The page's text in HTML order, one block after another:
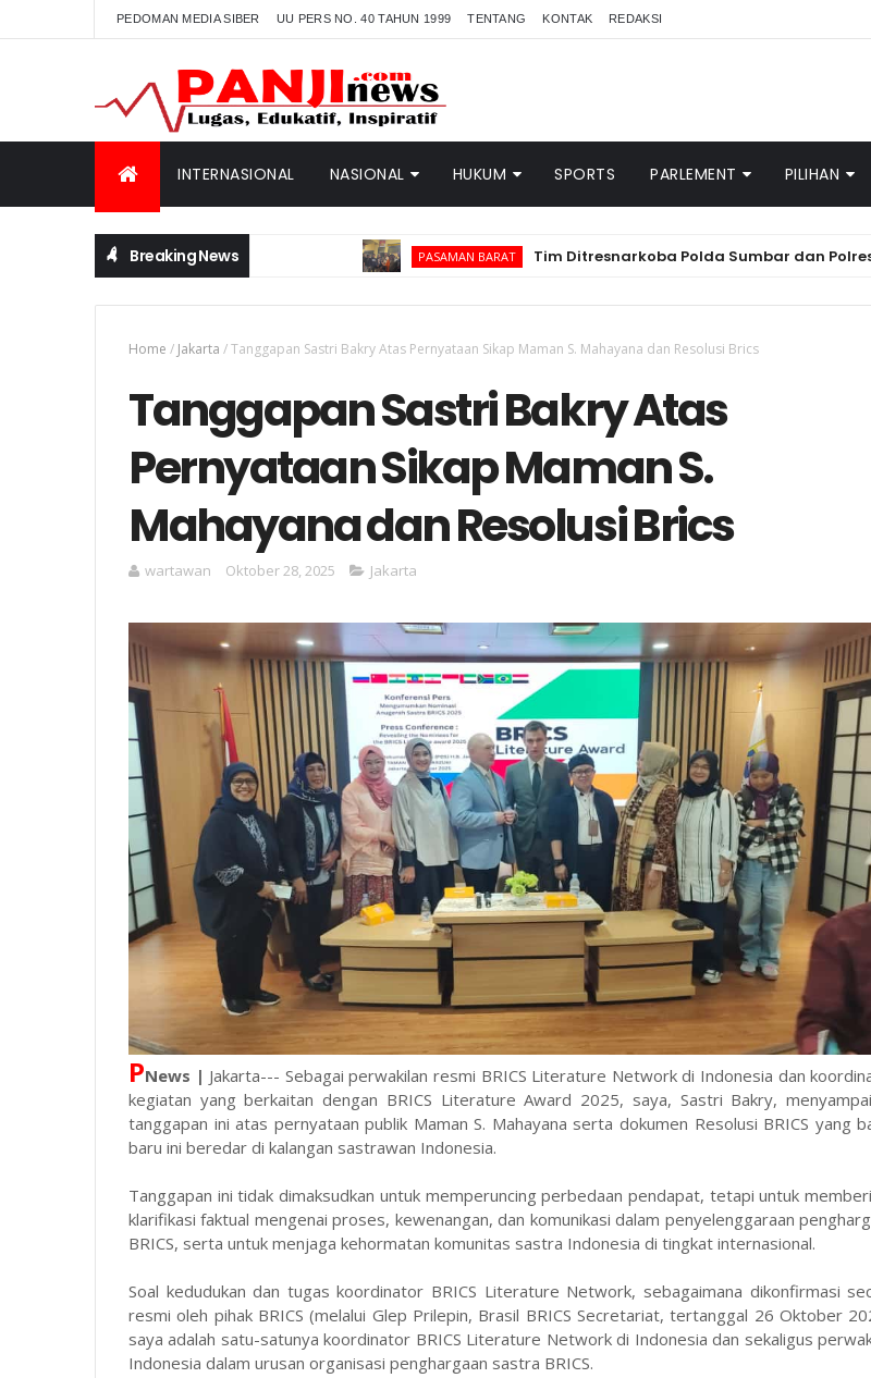
PEDOMAN MEDIA SIBER UU PERS NO. 40 TAHUN 1999 TENTANG KONTAK REDAKSI
INTERNASIONAL NASIONAL HUKUM SPORTS PARLEMENT PILIHAN
Breaking News PASAMAN BARAT Tim Ditresnarkoba Polda Sumbar dan Polres Pasbar
Home / Jakarta /Tanggapan Sastri Bakry Atas Pernyataan Sikap Maman S. Mahayana dan Resolusi Brics
Tanggapan Sastri Bakry Atas
Pernyataan Sikap Maman S.
Mahayana dan Resolusi Brics
wartawan Oktober 28, 2025 Jakarta
PNews | Jakarta--- Sebagai perwakilan resmi BRICS Literature Network di Indonesia dan
kegiatan yang berkaitan dengan BRICS Literature Award 2025, saya, Sastri Bakry,
tanggapan ini atas pernyataan publik Maman S. Mahayana serta dokumen Resolusi BRICS yang
baru ini beredar di kalangan sastrawan Indonesia.
Tanggapan ini tidak dimaksudkan untuk memperuncing perbedaan pendapat, tetapi untuk
klarifikasi faktual mengenai proses, kewenangan, dan komunikasi dalam penyelenggaraan
BRICS, serta untuk menjaga kehormatan komunitas sastra Indonesia di tingkat internasional.
Soal kedudukan dan tugas koordinator BRICS Literature Network, sebagaimana dikonfirmasi
resmi oleh pihak BRICS (melalui Glep Prilepin, Brasil BRICS Secretariat, tertanggal 26 Oktober
saya adalah satu-satunya koordinator BRICS Literature Network di Indonesia dan sekaligus
Indonesia dalam urusan organisasi penghargaan sastra BRICS.